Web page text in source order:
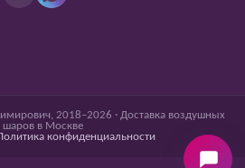
2018–2026 · Доставка воздушных
шаров в Москве
конфиденциальности